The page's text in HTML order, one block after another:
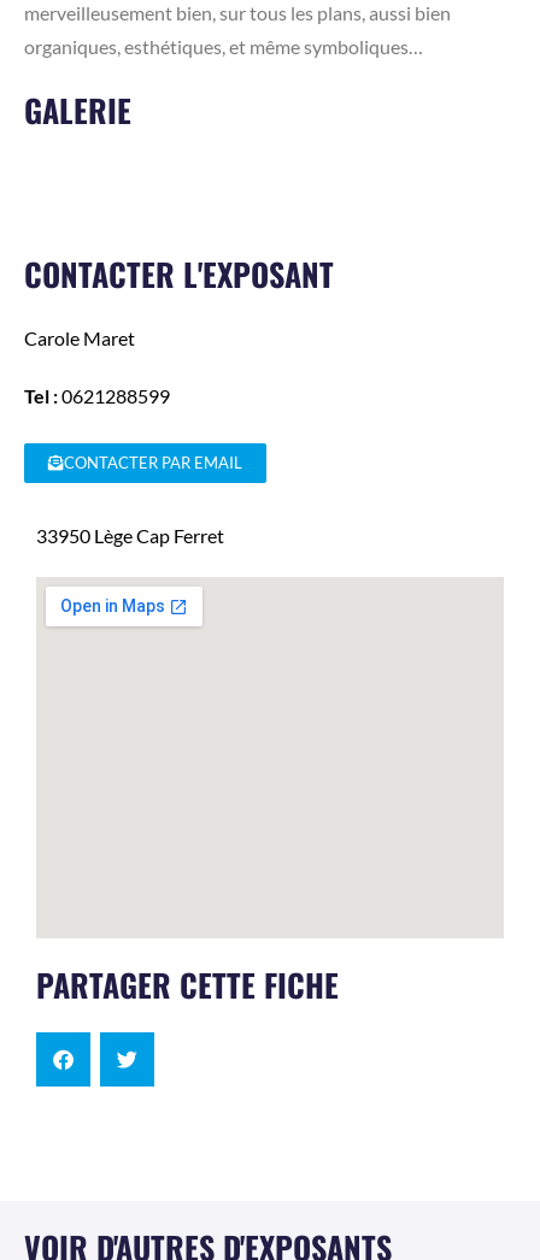
merveilleusement bien, sur tous les plans, aussi bien
organiques, esthétiques, et même symboliques…
GALERIE
CONTACTER L'EXPOSANT
Carole Maret
Tel :0621288599
CONTACTER PAR EMAIL
33950 Lège Cap Ferret
PARTAGER CETTE FICHE
VOIR D'AUTRES D'EXPOSANTS